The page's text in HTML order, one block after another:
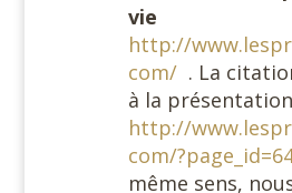
vie
http://
com/ . La
à la
http://
com/
même sens,